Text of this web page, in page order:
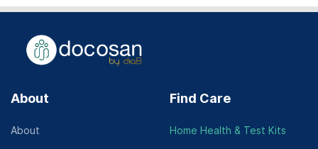
About
About
Find Care
Home Health & Test Kits